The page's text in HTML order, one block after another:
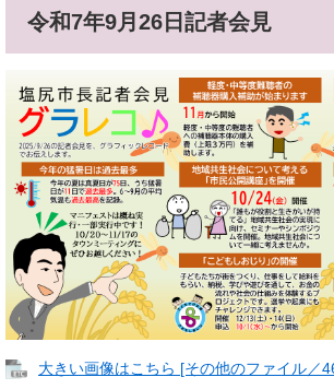
令和7年9月26日記者会見
大きい画像はこちら [その他のファイル／